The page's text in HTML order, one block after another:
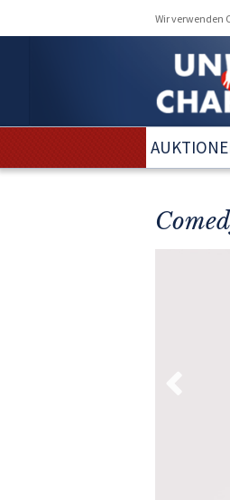
Wir verwenden